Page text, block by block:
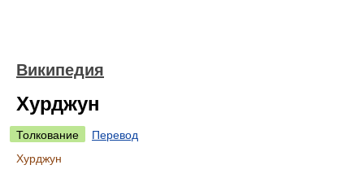
Википедия
Хурджун
Толкование
Перевод
Хурджун